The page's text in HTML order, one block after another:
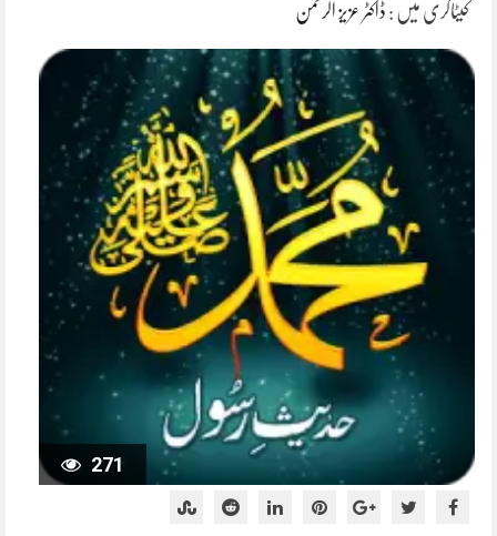
کیٹاگری میں : ڈاکٹر عزیز الرحمٰن
271